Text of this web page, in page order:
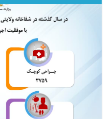
بادغیس
جراحی
موفقیت
اجرا